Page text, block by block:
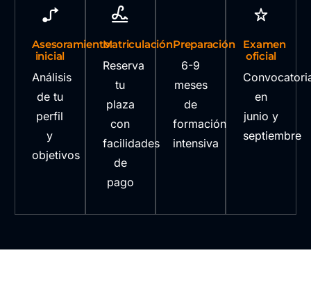
Asesoramiento
inicial
Análisis
de tu
perfil
y
objetivos
Matriculación
Reserva
tu
plaza
con
facilidades
de
pago
Preparación
6-9
meses
de
formación
intensiva
Examen
oficial
en
junio y
septiembre